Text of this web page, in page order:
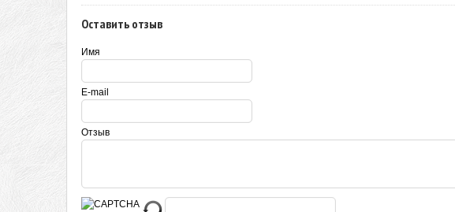
Оставить отзыв
Имя
E-mail
Отзыв